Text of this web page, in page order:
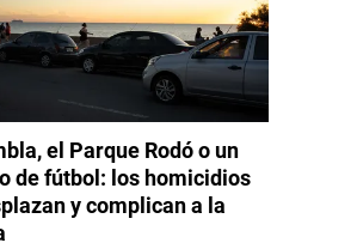
el Parque Rodó o un
de fútbol: los homicidios
y complican a la